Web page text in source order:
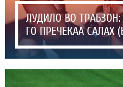
ЛУДИЛО ВО
ГО ПРЕЧЕКАА САЛАХ